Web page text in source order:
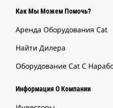
Как Мы Можем Помочь?
Аренда Оборудования Cat
Найти Дилера
Оборудование Cat С
Информация О Компании